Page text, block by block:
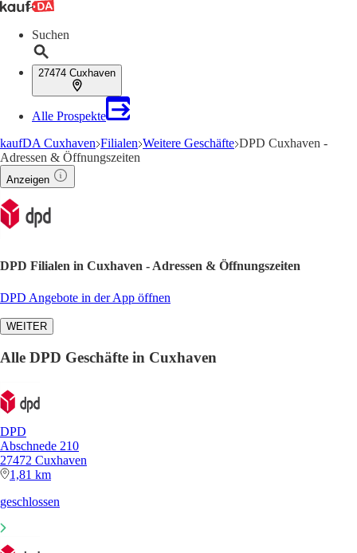
Suchen
27474 Cuxhaven
Alle Prospekte
kaufDA Cuxhaven Filialen Weitere Geschäfte DPD Cuxhaven -
Adressen & Öffnungszeiten
Anzeigen
DPD Filialen in Cuxhaven - Adressen & Öffnungszeiten
DPD Angebote in der App öffnen
WEITER
Alle DPD Geschäfte in Cuxhaven
DPD
Abschnede 210
27472 Cuxhaven
1,81 km
geschlossen